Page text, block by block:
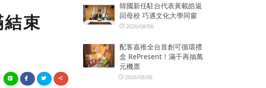
束
韓國新任駐台代表黃載皓返
回母校 巧遇文化大學同窗
2026/08/06
配客嘉推全台首創可循環禮
盒 RePresent！滿千再抽萬
元機票
2026/08/06